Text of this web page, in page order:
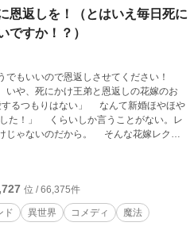
恩返しを！（とはいえ毎日死に
ですか！？）
でもいいので恩返しさせてください！
から。 そんな花嫁レクシ
英雄と共に戦った魔術師だった。 だが
女は英雄を救うために、記憶を残して
世のとある”できごと”を引きずってか生
不信”。 150年前魔王を殺した英雄は、
かけられていたのだ。 前世は呪い殺さ
位 / 66,375件
ド 異世界 コメディ
魔法